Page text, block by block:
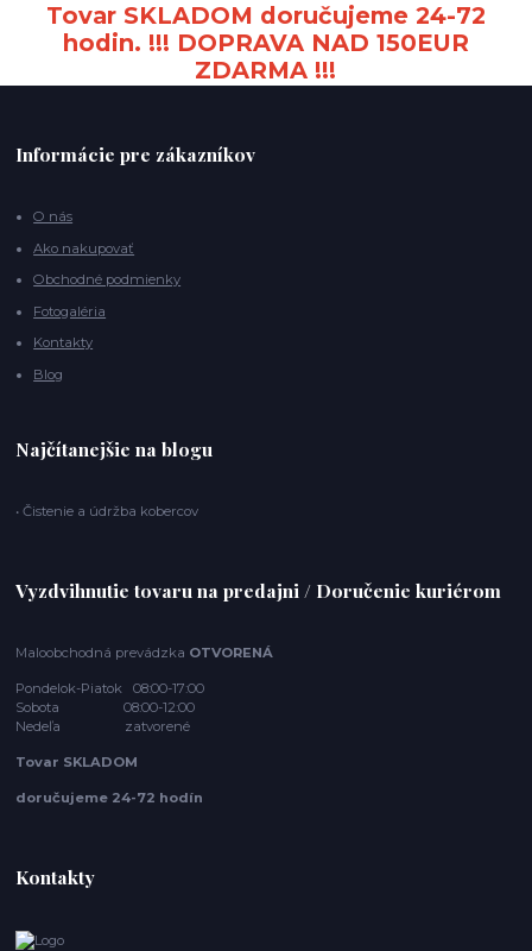
Tovar SKLADOM doručujeme 24-72
hodin. !!! DOPRAVA NAD 150EUR
ZDARMA !!!
Informácie pre zákazníkov
O nás
Ako nakupovať
Obchodné podmienky
Fotogaléria
Kontakty
Blog
Najčítanejšie na blogu
• Čistenie a údržba kobercov
Vyzdvihnutie tovaru na predajni / Doručenie kuriérom
Maloobchodná prevádzka OTVORENÁ
Pondelok-Piatok 08:00-17:00
Sobota 08:00-12:00
Nedeľa zatvorené
Tovar SKLADOM
doručujeme 24-72 hodín
Kontakty